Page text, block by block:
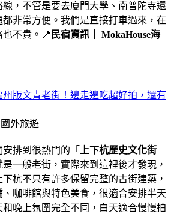
，不管是要去廈門大學、南普陀寺還
非常方便。我們是直接打車過來，在
不貴。📍 民宿資訊｜ MokaHouse海
版文青老街！邊走邊吃超好拍，還有
國外旅遊
排到很熱門的「
上下杭歷史文化街
一般老街，實際來到這裡後才發現，
杭不只有許多保留完整的古街建築，
咖啡館與特色美食，很適合安排半天
晚上氛圍完全不同，白天適合慢慢拍